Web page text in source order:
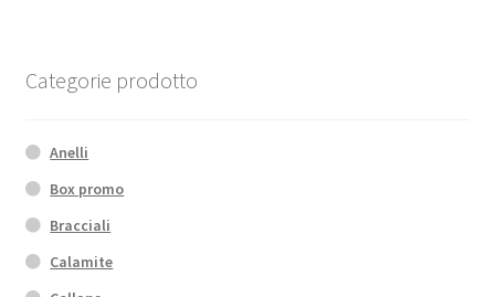
Categorie prodotto
Anelli
Box promo
Bracciali
Calamite